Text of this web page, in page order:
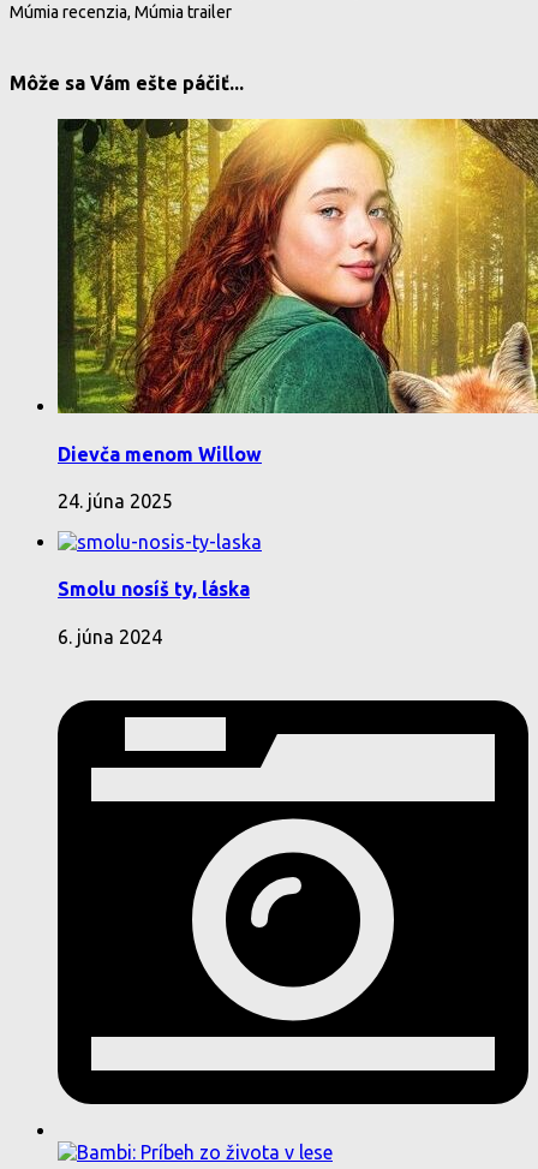
Múmia recenzia, Múmia trailer
Môže sa Vám ešte páčiť...
Dievča menom Willow
24. júna 2025
Smolu nosíš ty, láska
6. júna 2024